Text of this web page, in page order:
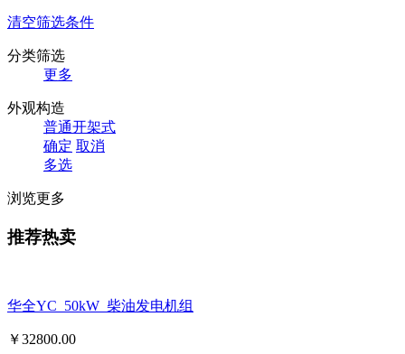
清空筛选条件
分类筛选
更多
外观构造
普通开架式
确定 取消
多选
浏览更多
推荐热卖
华全YC_50kW_柴油发电机组
￥32800.00